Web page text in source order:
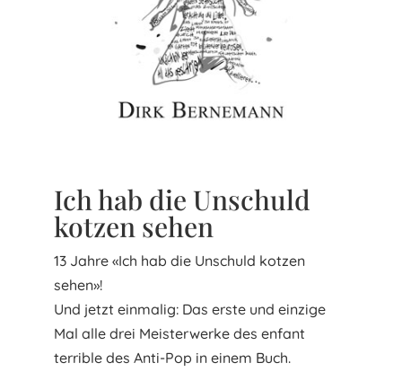
Ich hab die Unschuld
kotzen sehen
13 Jahre «Ich hab die Unschuld kotzen
sehen»!
Und jetzt einmalig: Das erste und einzige
Mal alle drei Meisterwerke des enfant
terrible des Anti-Pop in einem Buch.